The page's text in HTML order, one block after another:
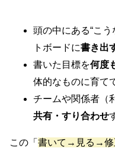
頭の中にある“こ
トボードに書き出
書いた目標を何度
体的なものに育て
チームや関係者（
共有・すり合わせ
この「 書いて→見る→修